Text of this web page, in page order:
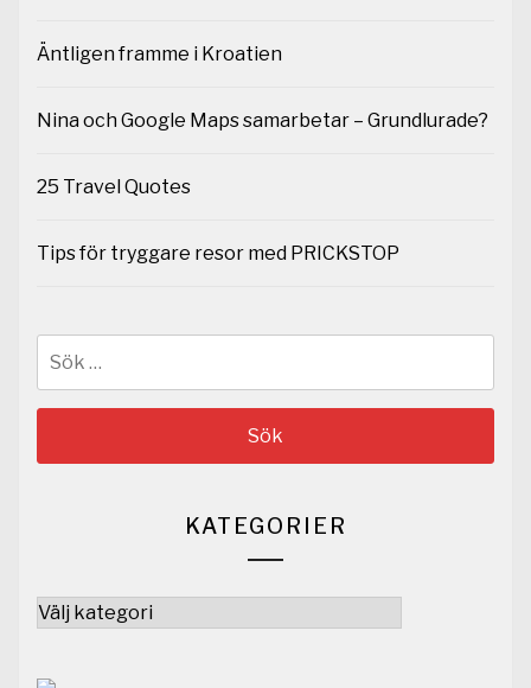
Äntligen framme i Kroatien
Nina och Google Maps samarbetar – Grundlurade?
25 Travel Quotes
Tips för tryggare resor med PRICKSTOP
KATEGORIER
Kategorier